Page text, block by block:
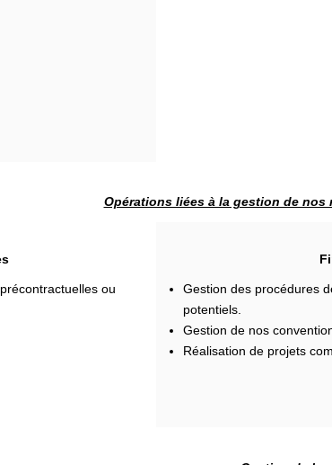
Opérations liées à la gestion de
ou
Gestion des procédures
potentiels.
Gestion de nos
Réalisation de projets